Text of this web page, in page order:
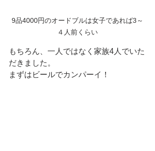
9品4000円のオードブルは女子であれば3～
４人前くらい
もちろん、一人ではなく家族4人でいた
だきました。
まずはビールでカンパーイ！